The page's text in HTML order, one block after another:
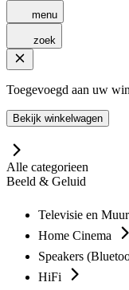
menu
zoek
Toegevoegd aan uw
Bekijk winkelwagen
Alle categorieen
Beeld & Geluid
Televisie en
Home Cinema
Speakers
HiFi